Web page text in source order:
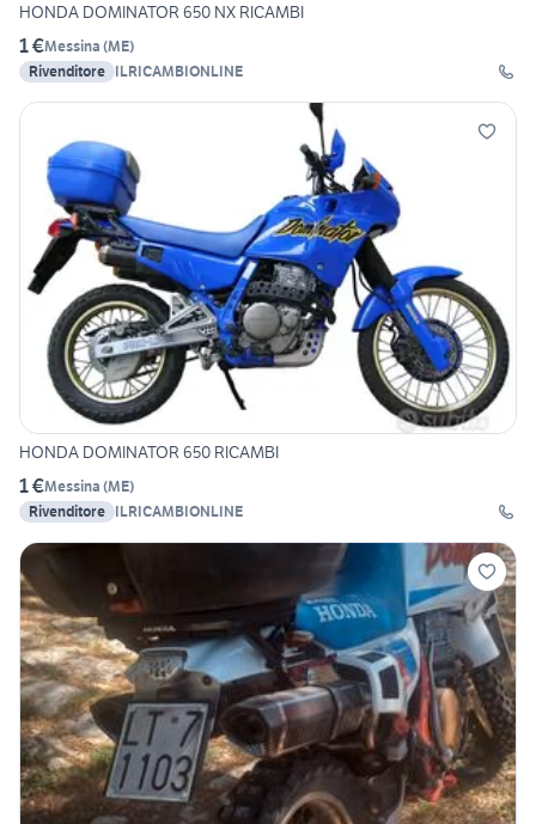
HONDA DOMINATOR 650 NX RICAMBI
1 €Messina (ME)
Rivenditore ILRICAMBIONLINE
HONDA DOMINATOR 650 RICAMBI
1 €Messina (ME)
Rivenditore ILRICAMBIONLINE